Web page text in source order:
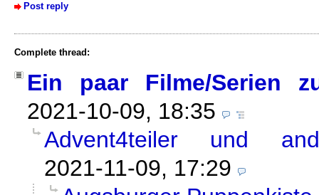
Post reply
Complete thread:
Ein paar Filme/Serien
2021-10-09, 18:35
Advent4teiler und
2021-11-09, 17:29